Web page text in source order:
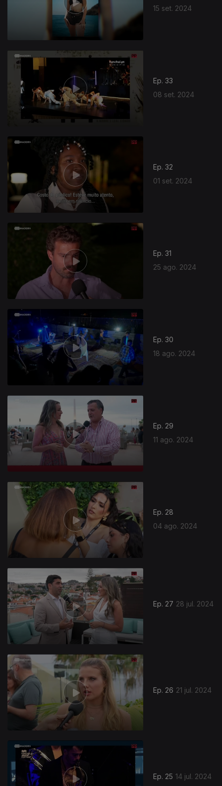
15 set. 2024
Ep. 33
08 set. 2024
Ep. 32
01 set. 2024
Ep. 31
25 ago. 2024
Ep. 30
18 ago. 2024
Ep. 29
11 ago. 2024
Ep. 28
04 ago. 2024
Ep. 27 28 jul. 2024
Ep. 26 21 jul. 2024
Ep. 25 14 jul. 2024